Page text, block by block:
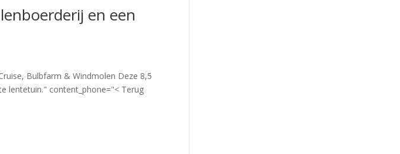
en een
Bulbfarm & Windmolen Deze 8,5
lentetuin." content_phone="< Terug